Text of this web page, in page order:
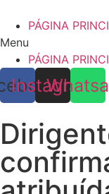
content
PÁGINA
Menu
PÁGINA
Instagram